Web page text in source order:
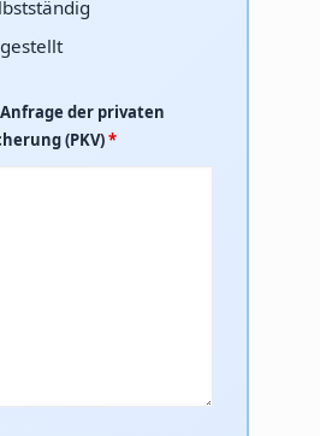
der privaten
(PKV)*